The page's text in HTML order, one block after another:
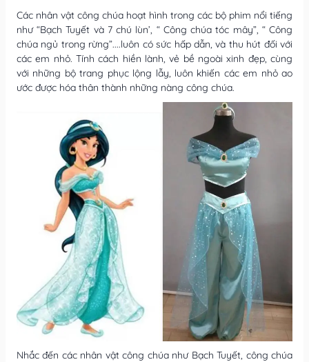
Các nhân vật công chúa hoạt hình trong các bộ phim nổi tiếng
như “Bạch Tuyết và 7 chú lùn’, “ Công chúa tóc mây”, “ Công
chúa ngủ trong rừng”....luôn có sức hấp dẫn, và thu hút đối với
các em nhỏ. Tính cách hiền lành, vẻ bề ngoài xinh đẹp, cùng
với những bộ trang phục lộng lẫy, luôn khiến các em nhỏ ao
ước được hóa thân thành những nàng công chúa.
Nhắc đến các nhân vật công chúa như Bạch Tuyết, công chúa